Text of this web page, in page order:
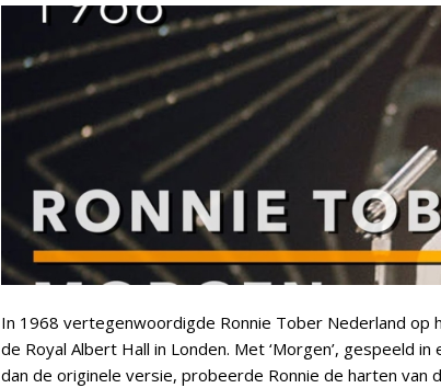
In 1968 vertegenwoordigde Ronnie Tober Nederland op
de Royal Albert Hall in Londen. Met ‘Morgen’, gespeeld
dan de originele versie, probeerde Ronnie de harten van